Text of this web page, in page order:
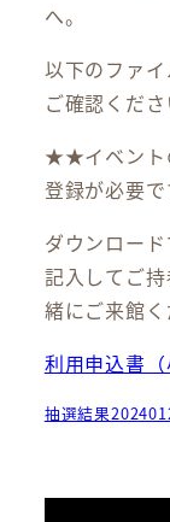
へ。
以下のファイ
ご確認くださ
★★イベント
登録が必要
ダウンロー
記入してご
緒にご来館く
利用申込書（
抽選結果